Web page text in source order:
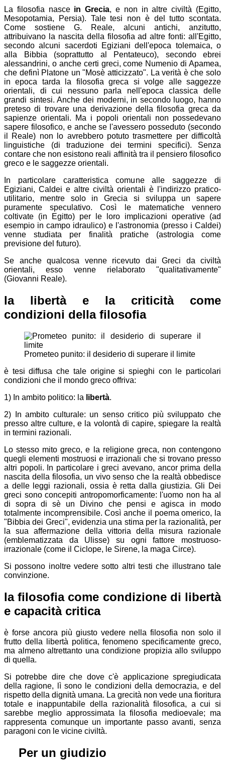
La filosofia nasce in Grecia, e non in altre civiltà (Egitto,
Mesopotamia, Persia). Tale tesi non è del tutto scontata.
Come sostiene G. Reale, alcuni antichi, anzitutto,
attribuivano la nascita della filosofia ad altre fonti: all'Egitto,
secondo alcuni sacerdoti Egiziani dell'epoca tolemaica, o
alla Bibbia (soprattutto al Pentateuco), secondo ebrei
alessandrini, o anche certi greci, come Numenio di Apamea,
che definì Platone un "Mosè atticizzato". La verità è che solo
in epoca tarda la filosofia greca si volge alle saggezze
orientali, di cui nessuno parla nell'epoca classica delle
grandi sintesi. Anche dei moderni, in secondo luogo, hanno
preteso di trovare una derivazione della filosofia greca da
sapienze orientali. Ma i popoli orientali non possedevano
sapere filosofico, e anche se l'avessero posseduto (secondo
il Reale) non lo avrebbero potuto trasmettere per difficoltà
linguistiche (di traduzione dei termini specifici). Senza
contare che non esistono reali affinità tra il pensiero filosofico
greco e le saggezze orientali.
In particolare caratteristica comune alle saggezze di
Egiziani, Caldei e altre civiltà orientali è l'indirizzo pratico-
utilitario, mentre solo in Grecia si sviluppa un sapere
puramente speculativo. Così le matematiche vennero
coltivate (in Egitto) per le loro implicazioni operative (ad
esempio in campo idraulico) e l'astronomia (presso i Caldei)
venne studiata per finalità pratiche (astrologia come
previsione del futuro).
Se anche qualcosa venne ricevuto dai Greci da civiltà
orientali, esso venne rielaborato "qualitativamente"
(Giovanni Reale).
la libertà e la criticità come
condizioni della filosofia
Prometeo punito: il desiderio di superare il limite
è tesi diffusa che tale origine si spieghi con le particolari
condizioni che il mondo greco offriva:
1) In ambito politico: la libertà.
2) In ambito culturale: un senso critico più sviluppato che
presso altre culture, e la volontà di capire, spiegare la realtà
in termini razionali.
Lo stesso mito greco, e la religione greca, non contengono
quegli elementi mostruosi e irrazionali che si trovano presso
altri popoli. In particolare i greci avevano, ancor prima della
nascita della filosofia, un vivo senso che la realtà obbedisce
a delle leggi razionali, ossia è retta dalla giustizia. Gli Dei
greci sono concepiti antropomorficamente: l'uomo non ha al
di sopra di sè un Divino che pensi e agisca in modo
totalmente incomprensibile. Così anche il poema omerico, la
"Bibbia dei Greci", evidenzia una stima per la razionalità, per
la sua affermazione della vittoria della misura razionale
(emblematizzata da Ulisse) su ogni fattore mostruoso-
irrazionale (come il Ciclope, le Sirene, la maga Circe).
Si possono inoltre vedere sotto altri testi che illustrano tale
convinzione.
la filosofia come condizione di libertà
e capacità critica
è forse ancora più giusto vedere nella filosofia non solo il
frutto della libertà politica, fenomeno specificamente greco,
ma almeno altrettanto una condizione propizia allo sviluppo
di quella.
Si potrebbe dire che dove c'è applicazione spregiudicata
della ragione, lì sono le condizioni della democrazia, e del
rispetto della dignità umana. La grecità non vede una fioritura
totale e inappuntabile della razionalità filosofica, a cui si
sarebbe meglio approssimata la filosofia medioevale; ma
rappresenta comunque un importante passo avanti, senza
paragoni con le vicine civiltà.
Per un giudizio